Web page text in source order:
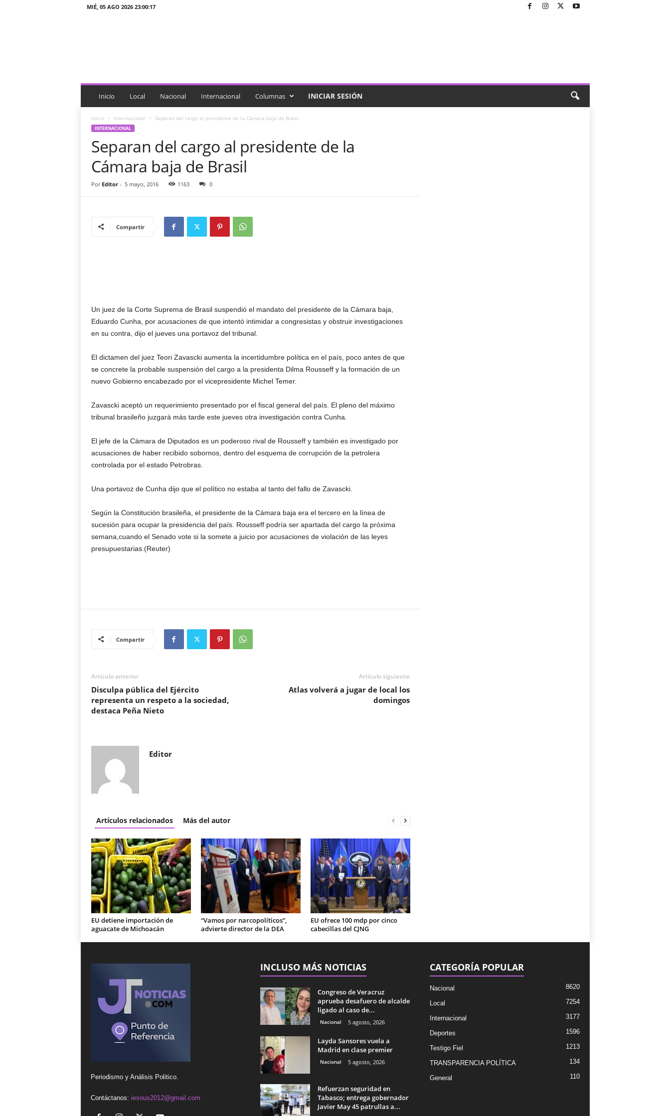
MIÉ, 05 AGO 2026 23:00:17
c
a
Inicio Local Nacional Internacional Columnas INICIAR SESIÓN
Inicio Internacional Separan del cargo al presidente de la Cámara baja de Brasil
INTERNACIONAL
Separan del cargo al presidente de la
Cámara baja de Brasil
Por Editor- 5 mayo, 2016 1163 0
Compartir
Un juez de la Corte Suprema de Brasil suspendió el mandato del presidente de la Cámara baja,
Eduardo Cunha, por acusaciones de que intentó intimidar a congresistas y obstruir investigaciones
en su contra, dijo el jueves una portavoz del tribunal.
El dictamen del juez Teori Zavascki aumenta la incertidumbre política en el país, poco antes de que
se concrete la probable suspensión del cargo a la presidenta Dilma Rousseff y la formación de un
nuevo Gobierno encabezado por el vicepresidente Michel Temer.
Zavascki aceptó un requerimiento presentado por el fiscal general del país. El pleno del máximo
tribunal brasileño juzgará más tarde este jueves otra investigación contra Cunha.
El jefe de la Cámara de Diputados es un poderoso rival de Rousseff y también es investigado por
acusaciones de haber recibido sobornos, dentro del esquema de corrupción de la petrolera
controlada por el estado Petrobras.
Una portavoz de Cunha dijo que el político no estaba al tanto del fallo de Zavascki.
Según la Constitución brasileña, el presidente de la Cámara baja era el tercero en la línea de
sucesión para ocupar la presidencia del país. Rousseff podría ser apartada del cargo la próxima
semana,cuando el Senado vote si la somete a juicio por acusaciones de violación de las leyes
presupuestarias.(Reuter)
Compartir
Artículo anterior
Disculpa pública del Ejército
representa un respeto a la sociedad,
destaca Peña Nieto
Artículo siguiente
Atlas volverá a jugar de local los
domingos
Editor
Artículos relacionados Más del autor
EU detiene importación de
aguacate de Michoacán
“Vamos por narcopolíticos”,
advierte director de la DEA
EU ofrece 100 mdp por cinco
cabecillas del CJNG
Periodismo y Análisis Politico.
Contáctanos: iesous2012@gmail.com
INCLUSO MÁS NOTICIAS
Congreso de Veracruz
aprueba desafuero de alcalde
ligado al caso de...
Nacional 5 agosto, 2026
Layda Sansores vuela a
Madrid en clase premier
Nacional 5 agosto, 2026
Refuerzan seguridad en
Tabasco; entrega gobernador
Javier May 45 patrullas a...
CATEGORÍA POPULAR
Nacional 8620
Local 7254
Internacional 3177
Deportes 1596
Testigo Fiel 1213
TRANSPARENCIA POLÍTICA 134
General 110